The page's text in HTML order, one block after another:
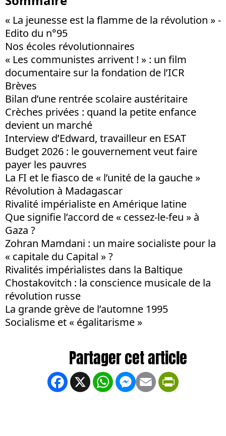
« La jeunesse est la flamme de la révolution » -
Edito du n°95
Nos écoles révolutionnaires
« Les communistes arrivent ! » : un film
documentaire sur la fondation de l’ICR
Brèves
Bilan d’une rentrée scolaire austéritaire
Crèches privées : quand la petite enfance
devient un marché
Interview d’Edward, travailleur en ESAT
Budget 2026 : le gouvernement veut faire
payer les pauvres
La FI et le fiasco de « l’unité de la gauche »
Révolution à Madagascar
Rivalité impérialiste en Amérique latine
Que signifie l’accord de « cessez-le-feu » à
Gaza ?
Zohran Mamdani : un maire socialiste pour la
« capitale du Capital » ?
Rivalités impérialistes dans la Baltique
Chostakovitch : la conscience musicale de la
révolution russe
La grande grève de l’automne 1995
Socialisme et « égalitarisme »
Facebook
X WhatsApp
Messenger
Email